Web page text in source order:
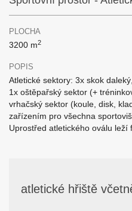
PLOCHA
3200 m2
POPIS
Atletické sektory: 3x skok
1x oštěpařský sektor (+
vrhačský sektor (koule, disk,
zařízením pro všechna
Uprostřed atletického oválu leží
atletické hřiště